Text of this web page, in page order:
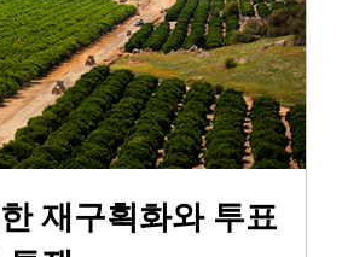
재구획화와 투표